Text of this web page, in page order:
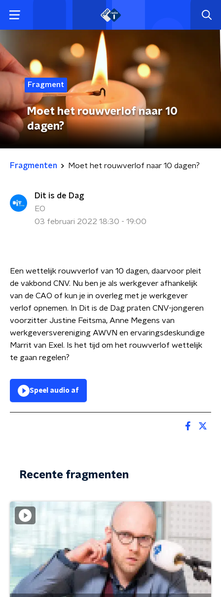
Fragment
Moet het rouwverlof naar 10
dagen?
Fragmenten Moet het rouwverlof naar 10 dagen?
Dit is de Dag
EO
03 februari 2022 18:30 - 19:00
Een wettelijk rouwverlof van 10 dagen, daarvoor pleit
de vakbond CNV. Nu ben je als werkgever afhankelijk
van de CAO of kun je in overleg met je werkgever
verlof opnemen. In Dit is de Dag praten CNV-jongeren
voorzitter Justine Feitsma, Anne Megens van
werkgeversvereniging AWVN en ervaringsdeskundige
Marrit van Exel. Is het tijd om het rouwverlof wettelijk
te gaan regelen?
Speel audio af
Recente fragmenten